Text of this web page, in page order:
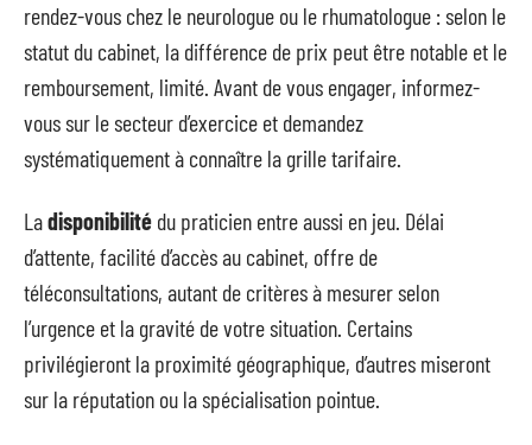
rendez-vous chez le neurologue ou le rhumatologue : selon le
statut du cabinet, la différence de prix peut être notable et le
remboursement, limité. Avant de vous engager, informez-
vous sur le secteur d’exercice et demandez
systématiquement à connaître la grille tarifaire.
Ladisponibilité du praticien entre aussi en jeu. Délai
d’attente, facilité d’accès au cabinet, offre de
téléconsultations, autant de critères à mesurer selon
l’urgence et la gravité de votre situation. Certains
privilégieront la proximité géographique, d’autres miseront
sur la réputation ou la spécialisation pointue.